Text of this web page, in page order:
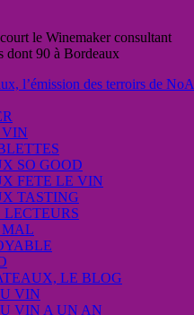
le Winemaker consultant
dont 90 à Bordeaux
l’émission des terroirs de NoA
SO GOOD
FETE LE VIN
TASTING
MAL
LE BLOG
VIN
VIN A UN AN